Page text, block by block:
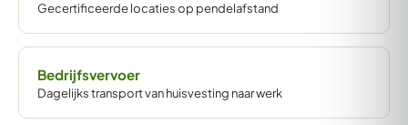
Gecertificeerde locaties op pendelafstand
Bedrijfsvervoer
Dagelijks transport van huisvesting naar werk